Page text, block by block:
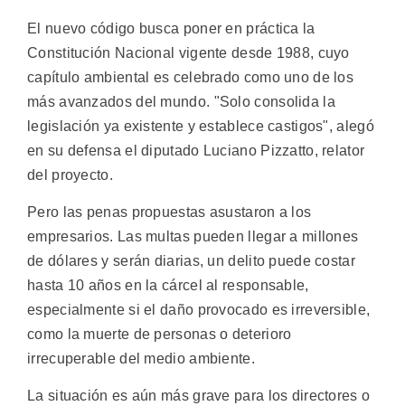
El nuevo código busca poner en práctica la
Constitución Nacional vigente desde 1988, cuyo
capítulo ambiental es celebrado como uno de los
más avanzados del mundo. "Solo consolida la
legislación ya existente y establece castigos", alegó
en su defensa el diputado Luciano Pizzatto, relator
del proyecto.
Pero las penas propuestas asustaron a los
empresarios. Las multas pueden llegar a millones
de dólares y serán diarias, un delito puede costar
hasta 10 años en la cárcel al responsable,
especialmente si el daño provocado es irreversible,
como la muerte de personas o deterioro
irrecuperable del medio ambiente.
La situación es aún más grave para los directores o